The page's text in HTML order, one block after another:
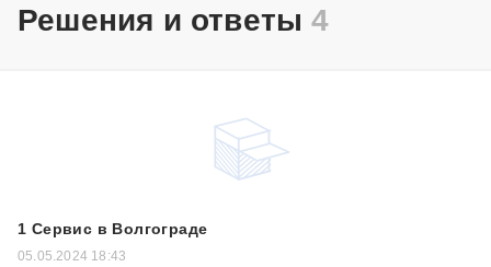
Решения и ответы4
1 Сервис в Волгограде
05.05.2024 18:43